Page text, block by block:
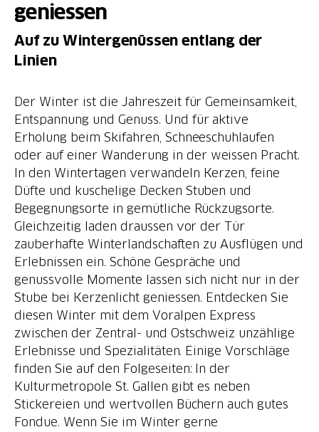
geniessen
Auf zu Wintergenüssen entlang der
Linien
Der Winter ist die Jahreszeit für Gemeinsamkeit,
Entspannung und Genuss. Und für aktive
Erholung beim Skifahren, Schneeschuhlaufen
oder auf einer Wanderung in der weissen Pracht.
In den Wintertagen verwandeln Kerzen, feine
Düfte und kuschelige Decken Stuben und
Begegnungsorte in gemütliche Rückzugsorte.
Gleichzeitig laden draussen vor der Tür
zauberhafte Winterlandschaften zu Ausflügen und
Erlebnissen ein. Schöne Gespräche und
genussvolle Momente lassen sich nicht nur in der
Stube bei Kerzenlicht geniessen. Entdecken Sie
diesen Winter mit dem Voralpen Express
zwischen der Zentral- und Ostschweiz unzählige
Erlebnisse und Spezialitäten. Einige Vorschläge
finden Sie auf den Folgeseiten: In der
Kulturmetropole St. Gallen gibt es neben
Stickereien und wertvollen Büchern auch gutes
Fondue. Wenn Sie im Winter gerne